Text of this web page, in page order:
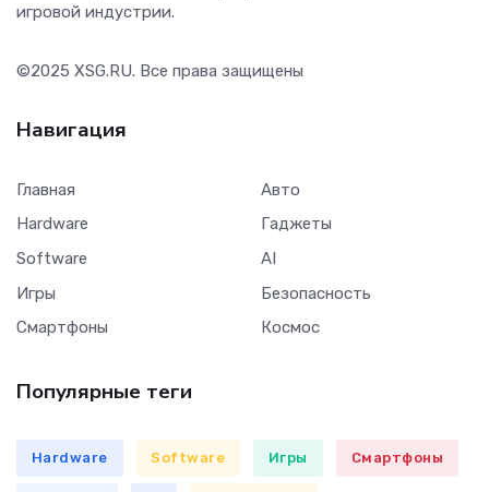
игровой индустрии.
©2025 XSG.RU. Все права защищены
Навигация
Главная
Hardware
Software
Игры
Смартфоны
Авто
Гаджеты
AI
Безопасность
Космос
Популярные теги
Hardware Software Игры Смартфоны